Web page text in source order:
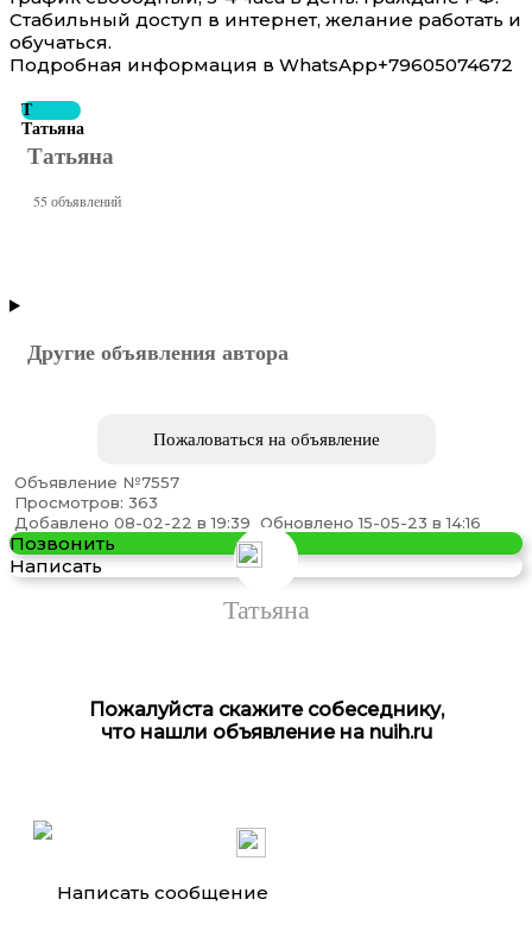
Стабильный доступ в интернет, желание работать и
обучаться.
Подробная информация в WhatsApp+79605074672
Т
Татьяна
Татьяна
55 объявлений
Другие объявления автора
Пожаловаться на объявление
Объявление №7557
Просмотров: 363
Добавлено 08-02-22 в 19:39 Обновлено 15-05-23 в 14:16
Позвонить
Написать
Татьяна
Пожалуйста скажите собеседнику,
что нашли объявление на nuih.ru
Написать сообщение